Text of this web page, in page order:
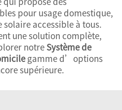
pour usage domestique,
accessible à tous.
une solution complète,
notre Système de
gamme d’options
supérieure.